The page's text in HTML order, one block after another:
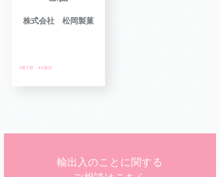
株式会社 松岡製菓
#菓子類 #大阪府
輸出入のことに関する